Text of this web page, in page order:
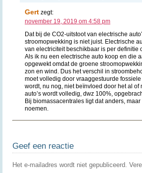
Gert zegt:
november 19, 2019 om 4:58 pm
Dat bij de CO2-uitstoot van electrische
stroomopwekking is niet juist. Electrische
van electriciteit beschikbaar is per definitie
Als ik nu een electrische auto koop en die
opgewekt omdat de groene
zon en wind. Dus het verschil in
moet volledig door vraaggestuurde
wordt, nu nog, niet beïnvloed door het al
auto’s wordt volledig, dwz 100%,
Bij biomassacentrales ligt dat anders,
noemen.
Geef een reactie
Het e-mailadres wordt niet gepubliceerd.